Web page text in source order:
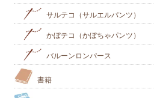
サルテコ（サルエルパンツ）
かぼテコ（かぼちゃパンツ）
バルーンロンパース
書籍